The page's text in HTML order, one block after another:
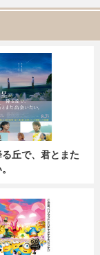
丘で、君とまた